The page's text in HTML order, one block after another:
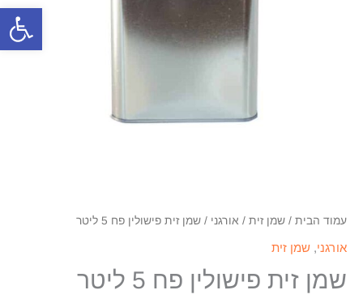
פתח
עמוד הבית / שמן זית / אורגני / שמן זית פישולין פח 5 ליטר
אורגני, שמן זית
שמן זית פישולין פח 5 ליטר